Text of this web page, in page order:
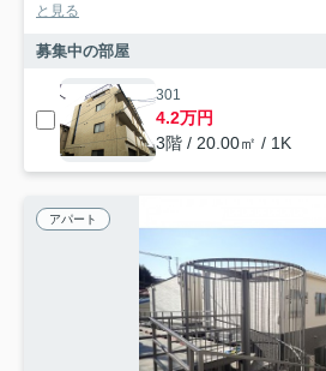
と見る
募集中の部屋
301
4.2万円
3階 / 20.00㎡ / 1K
アパート